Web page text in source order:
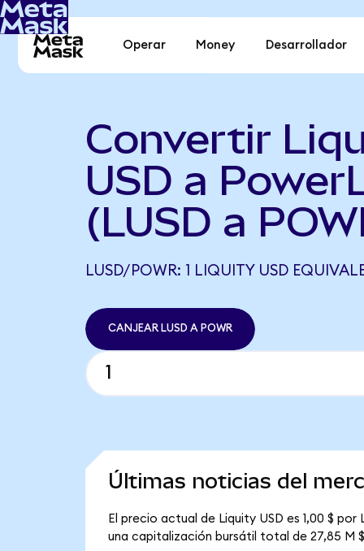
Operar Money Desarrollador
Convertir
USD a
(LUSD a
LUSD/POWR: 1 LIQUITY USD
CANJEAR LUSD A POWR
Últimas noticias del
El precio actual de Liquity USD es 1,00 $
una capitalización bursátil total de 27,85 M